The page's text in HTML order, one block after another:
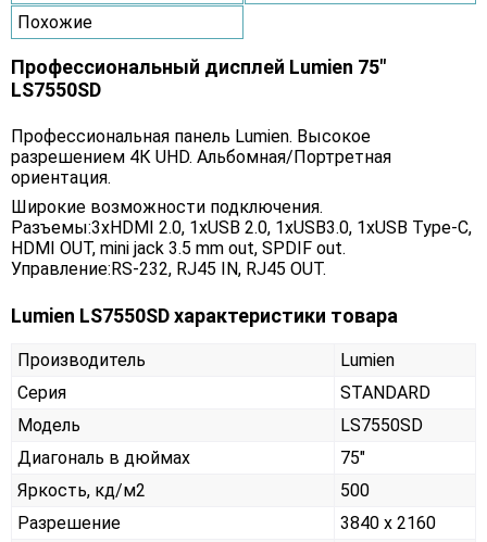
Похожие
Профессиональный дисплей Lumien 75"
LS7550SD
Профессиональная панель Lumien. Высокое
разрешением 4К UHD. Альбомная/Портретная
ориентация.
Широкие возможности подключения.
Разъемы:3xHDMI 2.0, 1xUSB 2.0, 1xUSB3.0, 1xUSB Type-C,
HDMI OUT, mini jack 3.5 mm out, SPDIF out.
Управление:RS-232, RJ45 IN, RJ45 OUT.
Lumien LS7550SD характеристики товара
Производитель
Lumien
Серия
STANDARD
Модель
LS7550SD
Диагональ в дюймах
75"
Яркость, кд/м2
500
Разрешение
3840 x 2160